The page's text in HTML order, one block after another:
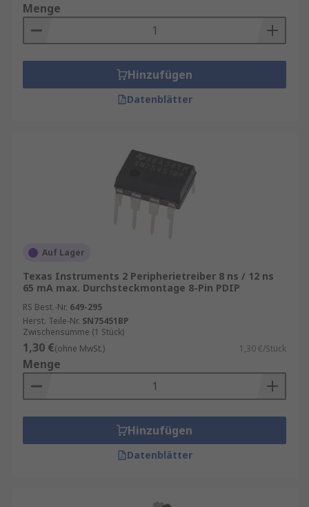
Drucker-Treiberfür präzise Ausdrucke und
volle Funktionalität
Bilddarstellung und Gaming
USB-Treiberfür schnelle
Datenübertragung
Menge
Hinzufügen
Datenblätter
Auf Lager
Texas Instruments 2 Peripherietreiber 8 ns / 12 ns
65 mA max. Durchsteckmontage 8-Pin PDIP
RS Best.-Nr. 649-295
Herst. Teile-Nr. SN75451BP
Zwischensumme (1 Stück)
1,30 €(ohne MwSt.) 1,30 €/Stück
Menge
Hinzufügen
Datenblätter